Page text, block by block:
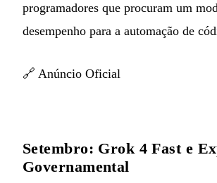
programadores que procuram um
desempenho para a automação de
🔗 Anúncio Oficial
Setembro: Grok 4 Fast e
Governamental